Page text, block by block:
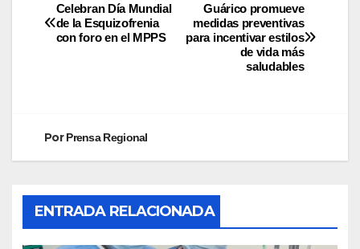
Guárico promueve
medidas preventivas
para incentivar estilos
de vida más
saludables
Celebran Día Mundial
de la Esquizofrenia
con foro en el MPPS
PorPrensa Regional
ENTRADA RELACIONADA